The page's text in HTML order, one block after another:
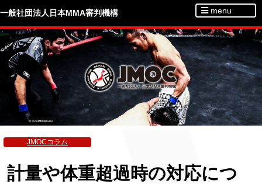
一般社団法人日本MMA審判機構 menu
JMOCコラム
計量や体重超過時の対応につ